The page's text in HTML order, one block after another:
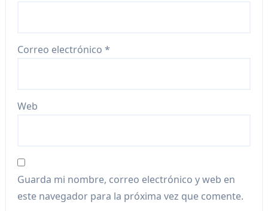
Correo electrónico*
Web
Guarda mi nombre, correo electrónico y web en
este navegador para la próxima vez que comente.